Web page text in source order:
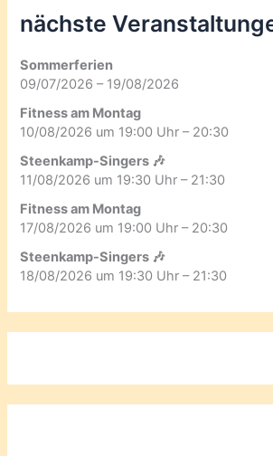
nächste
Sommerferien
09/07/2026 – 19/08/2026
Fitness am Montag
10/08/2026 um 19:00 Uhr – 20:30
Steenkamp-Singers 🎶
11/08/2026 um 19:30 Uhr – 21:30
Fitness am Montag
17/08/2026 um 19:00 Uhr – 20:30
Steenkamp-Singers 🎶
18/08/2026 um 19:30 Uhr – 21:30